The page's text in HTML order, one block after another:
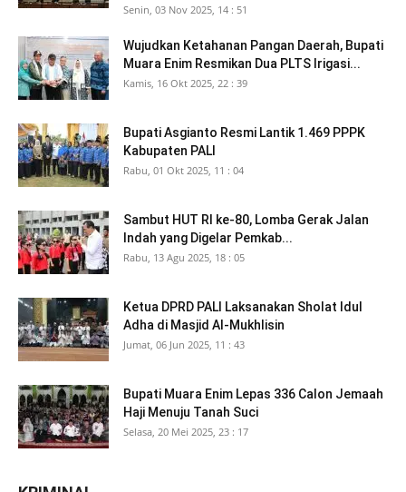
Senin, 03 Nov 2025, 14 : 51
Wujudkan Ketahanan Pangan Daerah, Bupati
Muara Enim Resmikan Dua PLTS Irigasi...
Kamis, 16 Okt 2025, 22 : 39
Bupati Asgianto Resmi Lantik 1.469 PPPK
Kabupaten PALI
Rabu, 01 Okt 2025, 11 : 04
Sambut HUT RI ke-80, Lomba Gerak Jalan
Indah yang Digelar Pemkab...
Rabu, 13 Agu 2025, 18 : 05
Ketua DPRD PALI Laksanakan Sholat Idul
Adha di Masjid Al-Mukhlisin
Jumat, 06 Jun 2025, 11 : 43
Bupati Muara Enim Lepas 336 Calon Jemaah
Haji Menuju Tanah Suci
Selasa, 20 Mei 2025, 23 : 17